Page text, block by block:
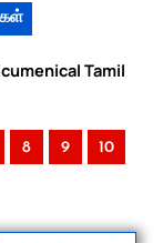
Tamil
8 9 10